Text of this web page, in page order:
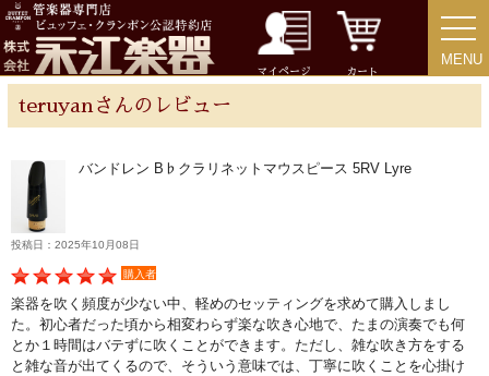
マイページ カート
MENU
MENU
teruyanさんのレビュー
バンドレン B♭クラリネットマウスピース 5RV Lyre
投稿日：2025年10月08日
購入者
楽器を吹く頻度が少ない中、軽めのセッティングを求めて購入しまし
た。初心者だった頃から相変わらず楽な吹き心地で、たまの演奏でも何
とか１時間はバテずに吹くことができます。ただし、雑な吹き方をする
と雑な音が出てくるので、そういう意味では、丁寧に吹くことを心掛け
アクセサリー
リード＆リードケース
ストラップ